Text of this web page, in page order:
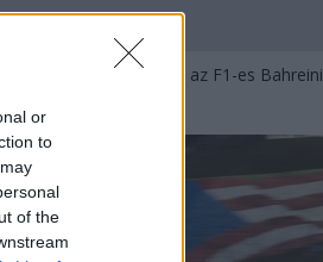
or
to
of the
Megvan, mikor kezdődik az F1-es Bahreini